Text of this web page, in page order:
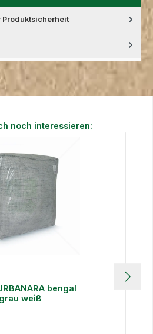
Produktsicherheit
noch interessieren:
bengal
weiß